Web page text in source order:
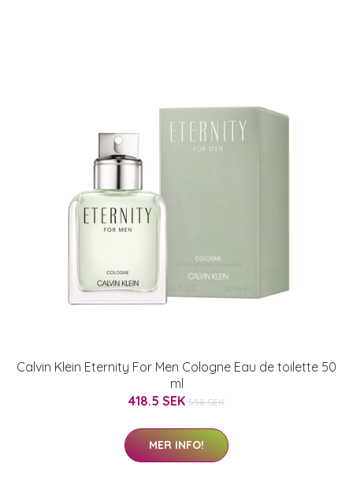
Calvin Klein Eternity For Men Cologne Eau de toilette 50
ml
418.5 SEK 558 SEK
MER INFO!